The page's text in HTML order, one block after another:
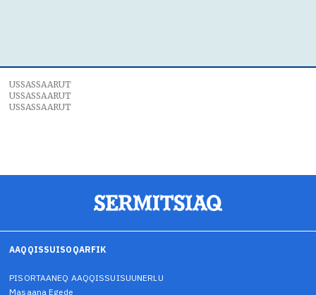
USSASSAARUT
USSASSAARUT
USSASSAARUT
AAQQISSUISOQARFIK
PISORTAANEQ AAQQISSUISUUNERLU
Masaana Egede